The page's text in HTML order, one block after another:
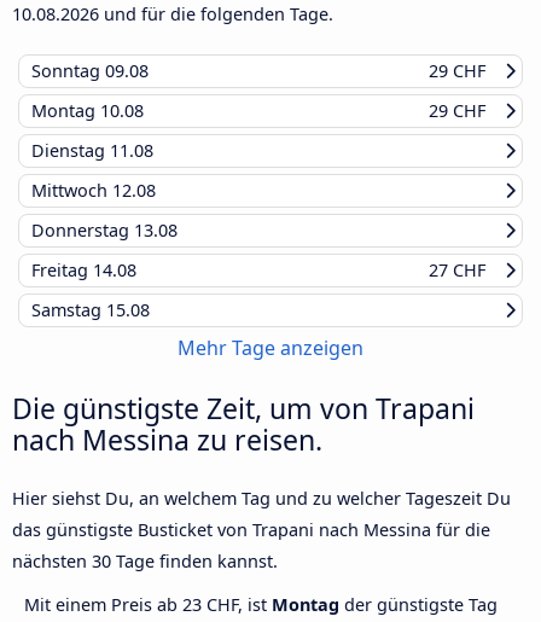
10.08.2026 und für die folgenden Tage.
Sonntag 09.08
29 CHF
Montag 10.08
29 CHF
Dienstag 11.08
Mittwoch 12.08
Donnerstag 13.08
Freitag 14.08
27 CHF
Samstag 15.08
Mehr Tage anzeigen
Die günstigste Zeit, um von Trapani
nach Messina zu reisen.
Hier siehst Du, an welchem Tag und zu welcher Tageszeit Du
das günstigste Busticket von Trapani nach Messina für die
nächsten 30 Tage finden kannst.
Mit einem Preis ab 23 CHF, ist Montag der günstigste Tag